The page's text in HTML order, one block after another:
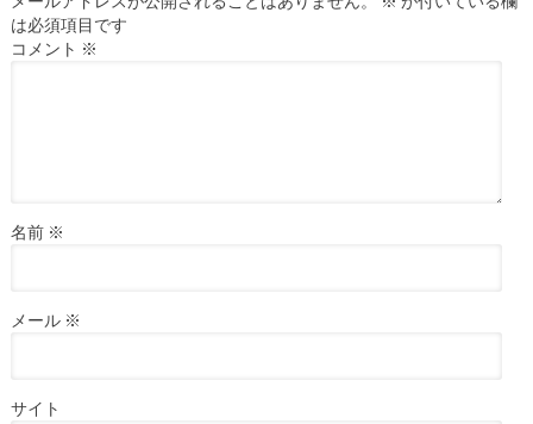
は必須項目です
コメント ※
名前 ※
メール ※
サイト